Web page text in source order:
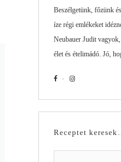
Beszélgetünk, főzünk
íze régi emlékeket
Neubauer Judit
élet és ételimádó. Jó,
Receptet keresek…